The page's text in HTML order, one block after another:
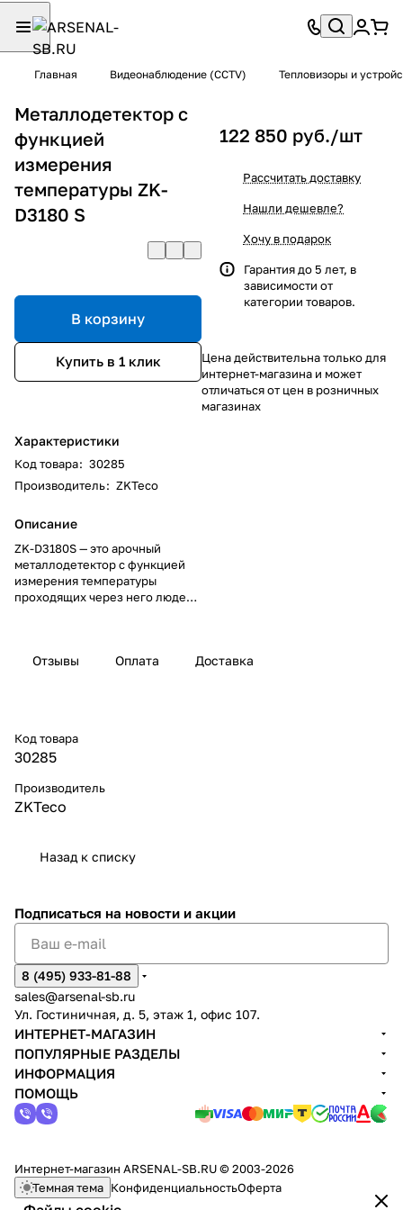
Главная Видеонаблюдение (CCTV) Тепловизоры и
Металлодетектор с
функцией
измерения
температуры ZK-
D3180 S
В корзину
Купить в 1 клик
Характеристики
Код товара: 30285
Производитель: ZKTeco
Описание
ZK-D3180S — это арочный
металлодетектор с функцией
измерения температуры
проходящих через него людей.
может значительно повысить
122 850 руб./шт
Рассчитать доставку
Нашли дешевле?
Хочу в подарок
Гарантия до 5 лет, в
зависимости от
категории товаров.
Цена действительна только для
интернет-магазина и может
отличаться от цен в розничных
магазинах
Отзывы Оплата Доставка
Код товара
30285
Производитель
ZKTeco
Назад к списку
Подписаться на новости и акции
8 (495) 933-81-88
sales@arsenal-sb.ru
Ул. Гостиничная, д. 5, этаж 1, офис 107.
ИНТЕРНЕТ-МАГАЗИН
ПОПУЛЯРНЫЕ РАЗДЕЛЫ
ИНФОРМАЦИЯ
ПОМОЩЬ
Интернет-магазин ARSENAL-SB.RU © 2003-2026
Темная тема КонфиденциальностьОферта